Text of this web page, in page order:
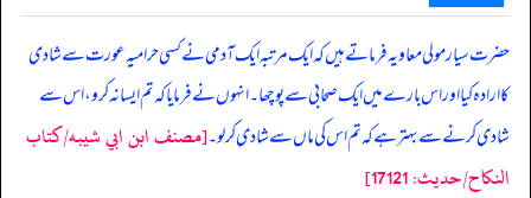
حضرت سیار مولی معاویہ فرماتے ہیں کہ ایک مرتبہ ایک آدمی نے کسی حرامیہ عورت سے شادی
کا ارادہ کیا اور اس بارے میں ایک صحابی سے پوچھا۔ انہوں نے فرمایا کہ تم ایسا نہ کرو، اس سے
شادی کرنے سے بہتر ہے کہ تم اس کی ماں سے شادی کرلو۔[مصنف ابن ابي شيبه/كتاب
النكاح/حدیث: 17121]